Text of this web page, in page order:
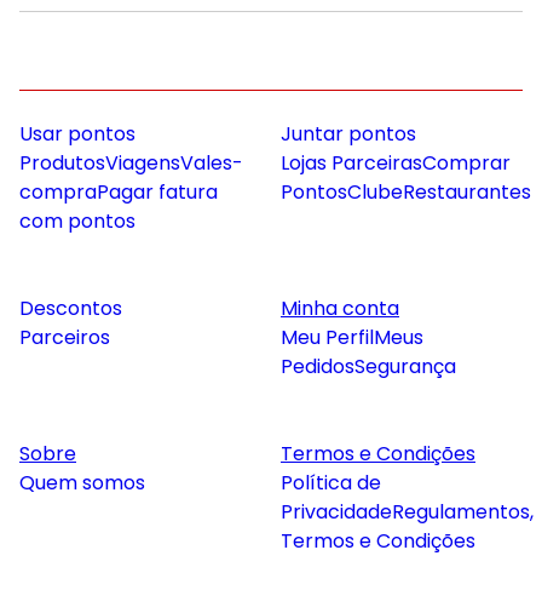
Usar pontos
ProdutosViagensVales-
compraPagar fatura
com pontos
Juntar pontos
Lojas ParceirasComprar
PontosClubeRestaurantes
Descontos
Parceiros
Minha conta
Meu PerfilMeus
PedidosSegurança
Sobre
Quem somos
Termos e Condições
Política de
PrivacidadeRegulamentos,
Termos e Condições